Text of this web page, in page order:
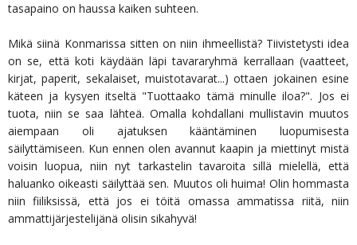
tasapaino on haussa kaiken suhteen.
Mikä siinä Konmarissa sitten on niin ihmeellistä? Tiivistetysti idea
on se, että koti käydään läpi tavararyhmä kerrallaan (vaatteet,
kirjat, paperit, sekalaiset, muistotavarat...) ottaen jokainen esine
käteen ja kysyen itseltä "Tuottaako tämä minulle iloa?". Jos ei
tuota, niin se saa lähteä. Omalla kohdallani mullistavin muutos
aiempaan oli ajatuksen kääntäminen luopumisesta
säilyttämiseen. Kun ennen olen avannut kaapin ja miettinyt mistä
voisin luopua, niin nyt tarkastelin tavaroita sillä mielellä, että
haluanko oikeasti säilyttää sen. Muutos oli huima! Olin hommasta
niin fiiliksissä, että jos ei töitä omassa ammatissa riitä, niin
ammattijärjestelijänä olisin sikahyvä!